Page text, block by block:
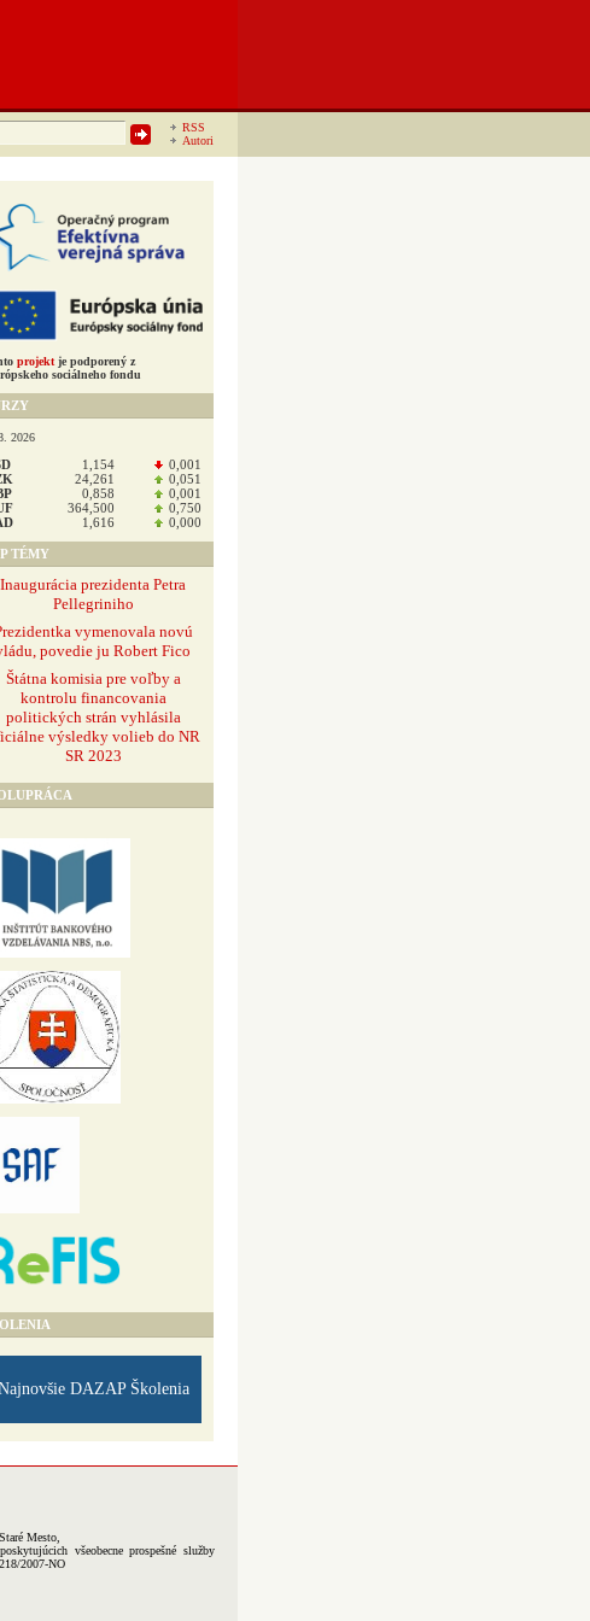
RSS
Autori
projekt je podporený z
sociálneho fondu
2026
1,154
0,001
24,261
0,051
0,858
0,001
364,500
0,750
1,616 0,000
TÉMY
Inaugurácia prezidenta Petra
Pellegriniho
vymenovala novú
povedie ju Robert Fico
Štátna komisia pre voľby a
kontrolu financovania
politických strán vyhlásila
výsledky volieb do NR
SR 2023
DAZAP Školenia
Mesto,
všeobecne prospešné služby
2007-NO